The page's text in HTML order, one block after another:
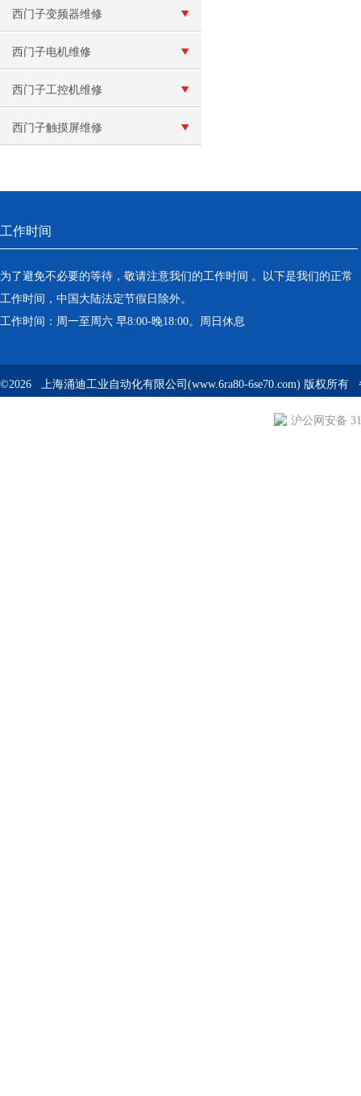
西门子变频器维修
西门子电机维修
西门子工控机维修
西门子触摸屏维修
工作时间
为了避免不必要的等待，敬请注意我们的工作时间 。以下是我们的正常
工作时间，中国大陆法定节假日除外。
工作时间：周一至周六 早8:00-晚18:00。周日休息
©2026 上海涌迪工业自动化有限公司(www.6ra80-6se70.com) 版权所有
沪公网安备